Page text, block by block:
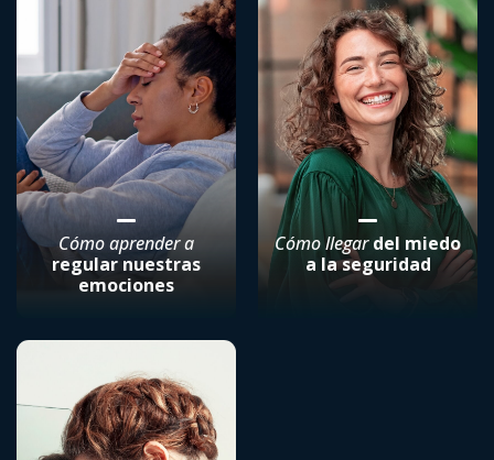
Cómo aprender a
regular nuestras
emociones
Cómo llegardel miedo
a la seguridad